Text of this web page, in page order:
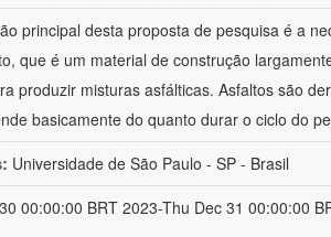
principal desta proposta de pesquisa é a
que é um material de construção
produzir misturas asfálticas. Asfaltos são
basicamente do quanto durar o ciclo do
Universidade de São Paulo - SP - Brasil
00:00:00 BRT 2023-Thu Dec 31 00:00:00